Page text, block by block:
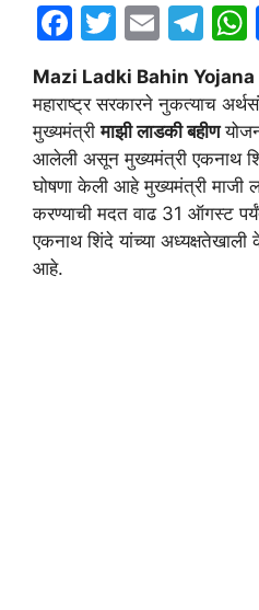
F
a
c
e
b
o
o
T
w
itt
er
E
m
ai
l
T
el
e
gr
a
m
Mazi Ladki Bahin
महाराष्ट्र सरकारने नुकत्याच
मुख्यमंत्रीमाझी लाडकी बहीण
आलेली असून मुख्यमंत्री एकनाथ
घोषणा केली आहे मुख्यमंत्री माजी
करण्याची मदत वाढ 31 ऑगस्ट
एकनाथ शिंदे यांच्या
आहे.